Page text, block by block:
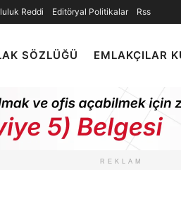
Reddi Editöryal Politikalar Rss
SÖZLÜĞÜ EMLAKÇILAR
REKLAM